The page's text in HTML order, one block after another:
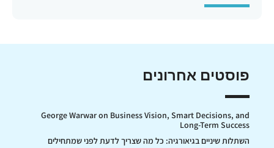
פוסטים אחרונים
George Warwar on Business Vision, Smart Decisions, and
Long-Term Success
השתלות שיניים בגיאורגיה: כל מה שצריך לדעת לפני שמתחילים